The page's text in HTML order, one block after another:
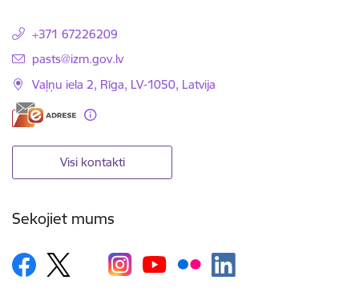
+371 67226209
E-pasts:
pasts@izm.gov.lv
Vaļņu iela 2, Rīga, LV-1050, Latvija
Visi kontakti
Sekojiet mums